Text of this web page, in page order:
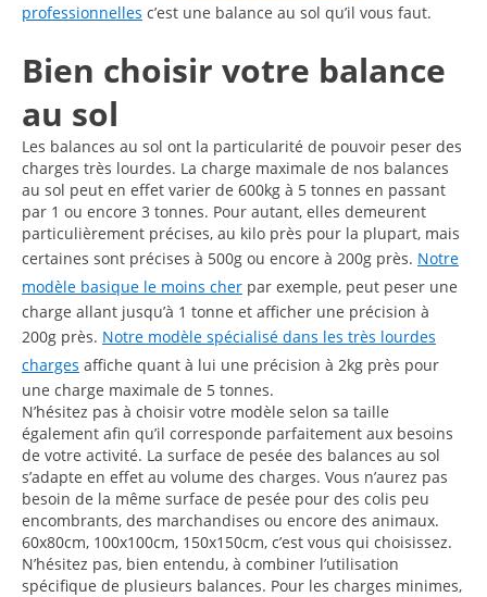
professionnelles c’est une balance au sol qu’il vous faut.
Bien choisir votre balance
au sol
Les balances au sol ont la particularité de pouvoir peser des
charges très lourdes. La charge maximale de nos balances
au sol peut en effet varier de 600kg à 5 tonnes en passant
par 1 ou encore 3 tonnes. Pour autant, elles demeurent
particulièrement précises, au kilo près pour la plupart, mais
certaines sont précises à 500g ou encore à 200g près. Notre
modèle basique le moins cher par exemple, peut peser une
charge allant jusqu’à 1 tonne et afficher une précision à
200g près. Notre modèle spécialisé dans les très lourdes
charges affiche quant à lui une précision à 2kg près pour
une charge maximale de 5 tonnes.
N’hésitez pas à choisir votre modèle selon sa taille
également afin qu’il corresponde parfaitement aux besoins
de votre activité. La surface de pesée des balances au sol
s’adapte en effet au volume des charges. Vous n’aurez pas
besoin de la même surface de pesée pour des colis peu
encombrants, des marchandises ou encore des animaux.
60x80cm, 100x100cm, 150x150cm, c’est vous qui choisissez.
N’hésitez pas, bien entendu, à combiner l’utilisation
spécifique de plusieurs balances. Pour les charges minimes,